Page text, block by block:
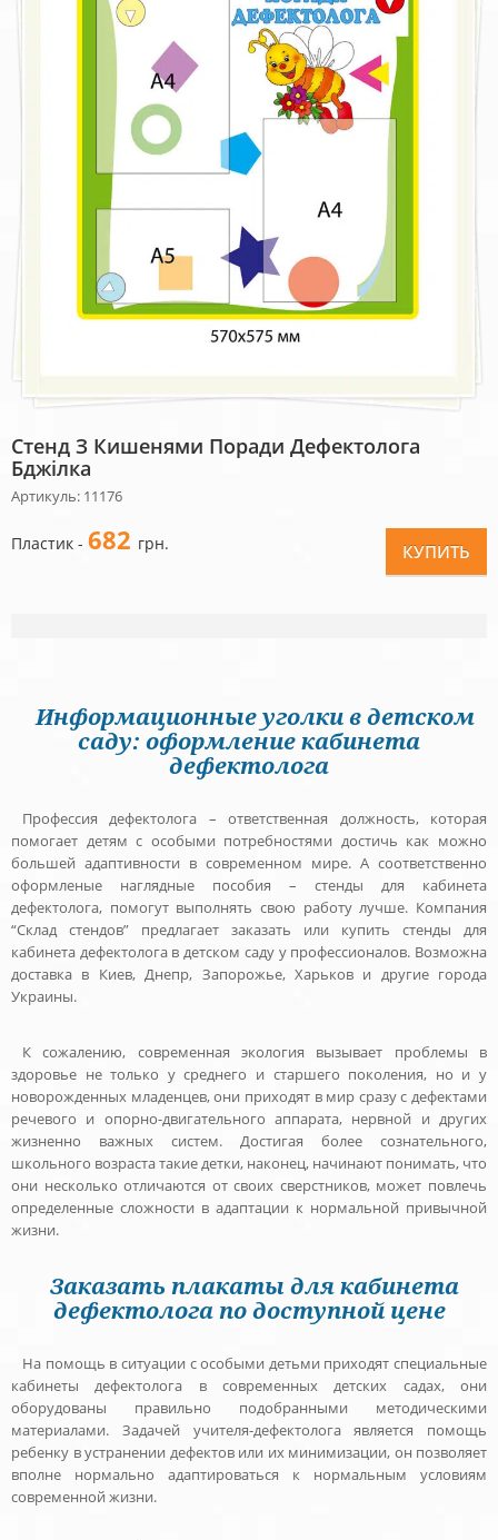
Стенд З Кишенями Поради Дефектолога
Бджілка
Артикуль: 11176
Пластик - 682 грн. КУПИТЬ
Информационные уголки в детском
саду: оформление кабинета
дефектолога
Профессия дефектолога – ответственная должность, которая
помогает детям с особыми потребностями достичь как можно
большей адаптивности в современном мире. А соответственно
оформленые наглядные пособия – стенды для кабинета
дефектолога, помогут выполнять свою работу лучше. Компания
“Склад стендов” предлагает заказать или купить стенды для
кабинета дефектолога в детском саду у профессионалов. Возможна
доставка в Киев, Днепр, Запорожье, Харьков и другие города
Украины.
К сожалению, современная экология вызывает проблемы в
здоровье не только у среднего и старшего поколения, но и у
новорожденных младенцев, они приходят в мир сразу с дефектами
речевого и опорно-двигательного аппарата, нервной и других
жизненно важных систем. Достигая более сознательного,
школьного возраста такие детки, наконец, начинают понимать, что
они несколько отличаются от своих сверстников, может повлечь
определенные сложности в адаптации к нормальной привычной
жизни.
Заказать плакаты для кабинета
дефектолога по доступной цене
На помощь в ситуации с особыми детьми приходят специальные
кабинеты дефектолога в современных детских садах, они
оборудованы правильно подобранными методическими
материалами. Задачей учителя-дефектолога является помощь
ребенку в устранении дефектов или их минимизации, он позволяет
вполне нормально адаптироваться к нормальным условиям
современной жизни.